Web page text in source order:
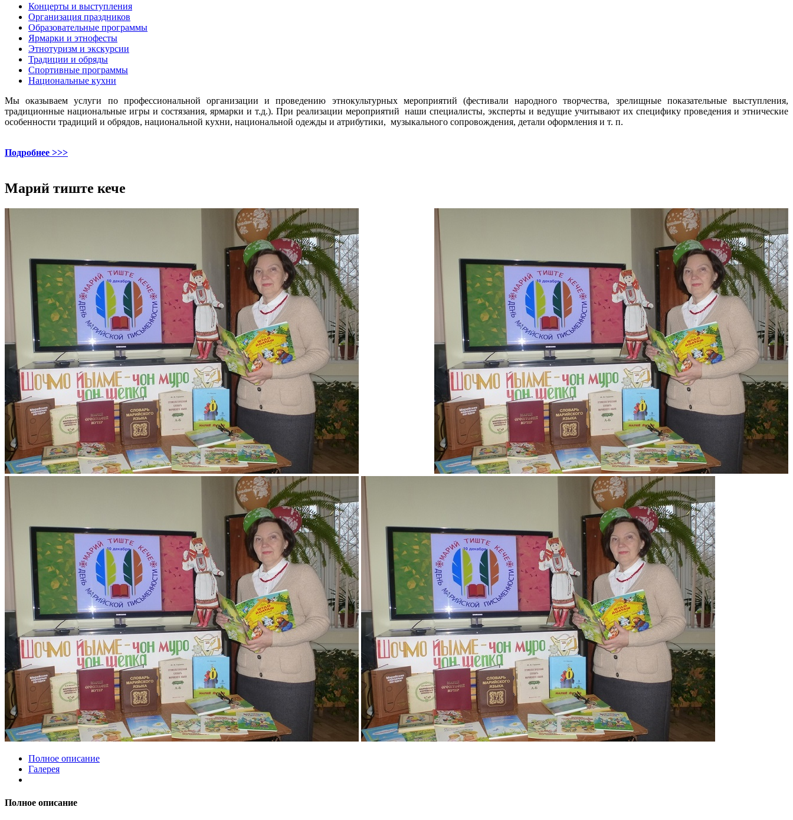
Концерты и выступления
Организация праздников
Образовательные программы
Ярмарки и этнофесты
Этнотуризм и экскурсии
Традиции и обряды
Спортивные программы
Национальные кухни
Мы оказываем услуги по профессиональной организации и проведению этнокультурных мероприятий (фестивали народного творчества, зрелищные показательные выступления,
традиционные национальные игры и состязания, ярмарки и т.д.). При реализации мероприятий наши специалисты, эксперты и ведущие учитывают их специфику проведения и этнические
особенности традиций и обрядов, национальной кухни, национальной одежды и атрибутики, музыкального сопровождения, детали оформления и т. п.
Подробнее >>>
Марий тиште кече
Полное описание
Галерея
Полное описание